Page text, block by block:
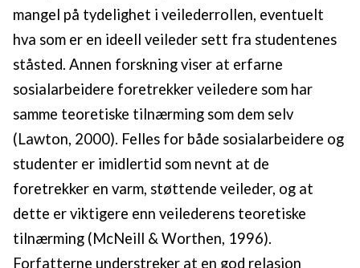
mangel på tydelighet i veilederrollen, eventuelt
hva som er en ideell veileder sett fra studentenes
ståsted. Annen forskning viser at erfarne
sosialarbeidere foretrekker veiledere som har
samme teoretiske tilnærming som dem selv
(Lawton, 2000). Felles for både sosialarbeidere og
studenter er imidlertid som nevnt at de
foretrekker en varm, støttende veileder, og at
dette er viktigere enn veilederens teoretiske
tilnærming (McNeill & Worthen, 1996).
Forfatterne understreker at en god relasjon